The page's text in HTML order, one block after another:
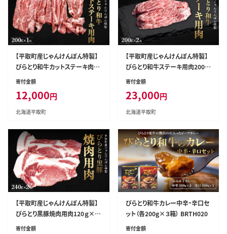
【平取町産じゃんけんぽん特製】
びらとり和牛カットステーキ肉20
0ｇ BRTF004
寄付金額
12,000円
北海道平取町
【平取町産じゃんけんぽん特製】
びらとり和牛ステーキ用肉200ｇ
×2枚 BRTF005
寄付金額
23,000円
北海道平取町
【平取町産じゃんけんぽん特製】
びらとり黒豚焼肉用肉120ｇ×2
枚×2セット BRTF006
寄付金額
びらとり和牛カレー中辛・辛口セ
ット（各200g×３箱） BRTH020
寄付金額